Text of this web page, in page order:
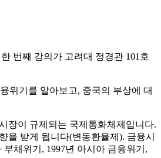
번째 강의가 고려대 정경관 101호
위기를 알아보고, 중국의 부상에 대
장이 규제되는 국제통화체제입니다.
을 받게 됩니다(변동환율제). 금융시
채위기, 1997년 아시아 금융위기,